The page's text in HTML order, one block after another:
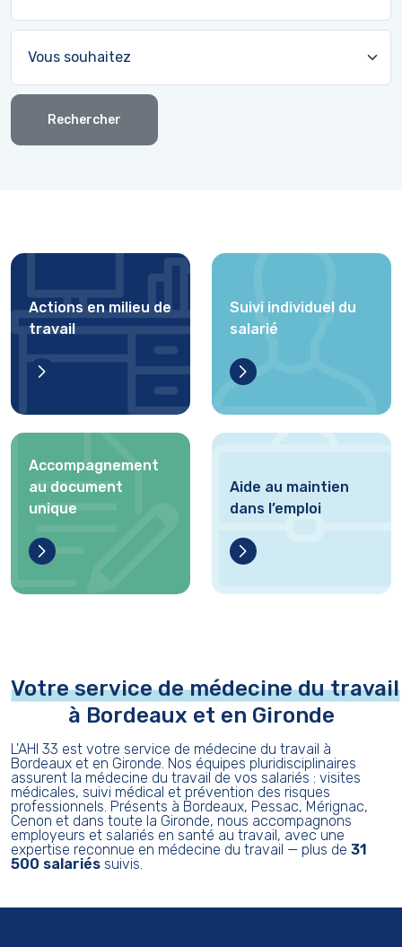
Rechercher
Actions en milieu de
travail
Suivi individuel du
salarié
Accompagnement
au document
unique
Aide au maintien
dans l’emploi
Votre service de médecine du travail
à Bordeaux et en Gironde
L'AHI 33 est votre service de médecine du travail à
Bordeaux et en Gironde. Nos équipes pluridisciplinaires
assurent la médecine du travail de vos salariés : visites
médicales, suivi médical et prévention des risques
professionnels. Présents à Bordeaux, Pessac, Mérignac,
Cenon et dans toute la Gironde, nous accompagnons
employeurs et salariés en santé au travail, avec une
expertise reconnue en médecine du travail — plus de 31
500 salariés suivis.